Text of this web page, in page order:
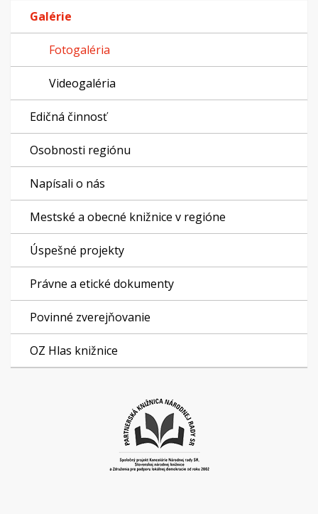
Galérie
Fotogaléria
Videogaléria
Edičná činnosť
Osobnosti regiónu
Napísali o nás
Mestské a obecné knižnice v regióne
Úspešné projekty
Právne a etické dokumenty
Povinné zverejňovanie
OZ Hlas knižnice